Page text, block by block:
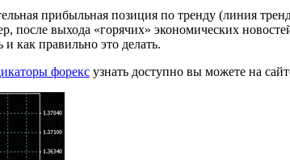
прибыльная позиция по тренду (линия
выхода «горячих» экономических
как правильно это делать.
форекс узнать доступно вы можете на